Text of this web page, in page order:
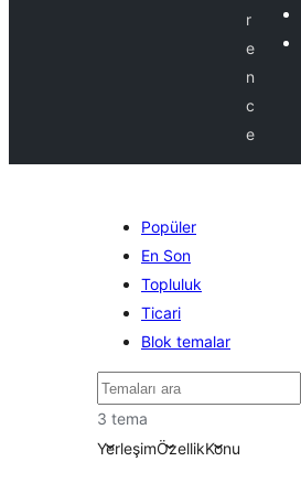
r
e
n
c
e
Popüler
En Son
Topluluk
Ticari
Blok temalar
Ara
3 tema
YerleşimÖzellikKonu